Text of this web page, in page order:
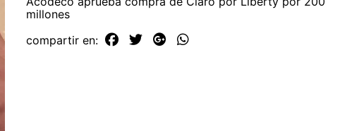
millones
compartir en: